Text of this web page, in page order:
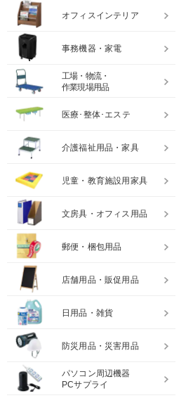
オフィスインテリア
事務機器・家電
工場・物流・
作業現場用品
医療･整体･エステ
介護福祉用品・家具
児童・教育施設用家具
文房具・オフィス用品
郵便・梱包用品
店舗用品・販促用品
日用品・雑貨
防災用品・災害用品
パソコン周辺機器
PCサプライ